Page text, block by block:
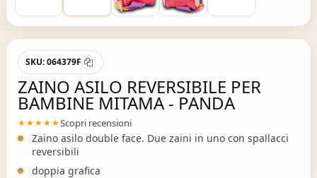
SKU:064379F
ZAINO ASILO REVERSIBILE PER
BAMBINE MITAMA - PANDA
★★★★★Scopri recensioni
Zaino asilo double face. Due zaini in uno con spallacci
reversibili
doppia grafica